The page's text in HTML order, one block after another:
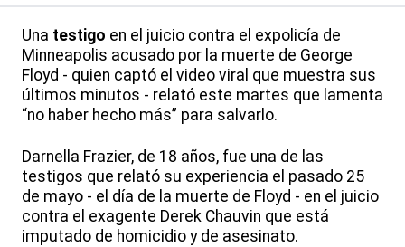
Una testigo en el juicio contra el expolicía de
Minneapolis acusado por la muerte de George
Floyd - quien captó el video viral que muestra sus
últimos minutos - relató este martes que lamenta
“no haber hecho más” para salvarlo.
Darnella Frazier, de 18 años, fue una de las
testigos que relató su experiencia el pasado 25
de mayo - el día de la muerte de Floyd - en el juicio
contra el exagente Derek Chauvin que está
imputado de homicidio y de asesinato.